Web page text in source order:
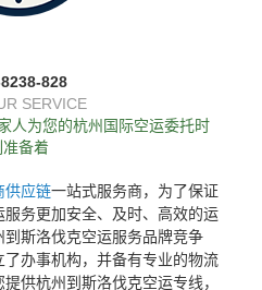
828
SERVICE
人为您的杭州国际空运委托时
准备着
供应链一站式服务商，为了保证
务更加安全、及时、高效的运
斯洛伐克空运服务品牌竞争
办事机构，并备有专业的物流
供杭州到斯洛伐克空运专线，